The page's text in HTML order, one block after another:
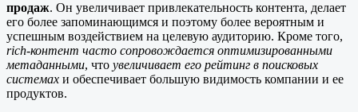
продаж. Он увеличивает привлекательность контента, делает
его более запоминающимся и поэтому более вероятным и
успешным воздействием на целевую аудиторию. Кроме того,
rich-контент часто сопровождается оптимизированными
метаданными, что увеличивает его рейтинг в поисковых
системах и обеспечивает большую видимость компании и ее
продуктов.